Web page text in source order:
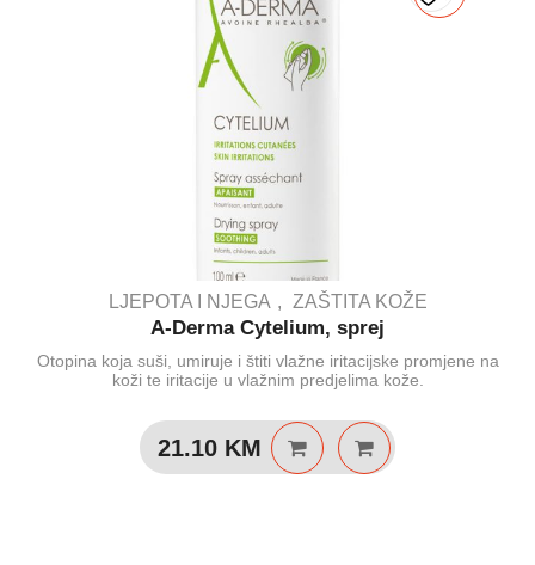
LJEPOTA I NJEGA ZAŠTITA KOŽE
A-Derma Cytelium, sprej
Otopina koja suši, umiruje i štiti vlažne iritacijske promjene na
koži te iritacije u vlažnim predjelima kože.
21.10 KM